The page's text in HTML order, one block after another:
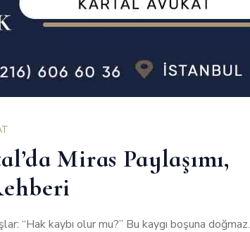
Miras Paylaşımı,
“Hak kaybı olur mu?” Bu kaygı boşuna doğmaz.